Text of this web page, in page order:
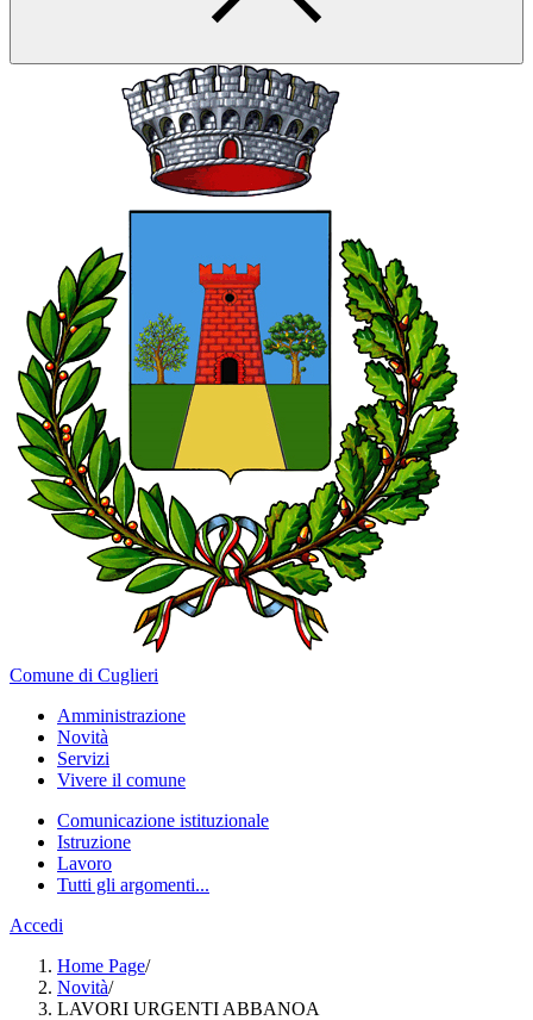
Comune di Cuglieri
Amministrazione
Novità
Servizi
Vivere il comune
Comunicazione istituzionale
Istruzione
Lavoro
Tutti gli argomenti...
Accedi
Home Page/
Novità/
LAVORI URGENTI ABBANOA